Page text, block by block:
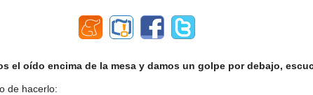
el oído encima de la mesa y damos un golpe por debajo,
de hacerlo: